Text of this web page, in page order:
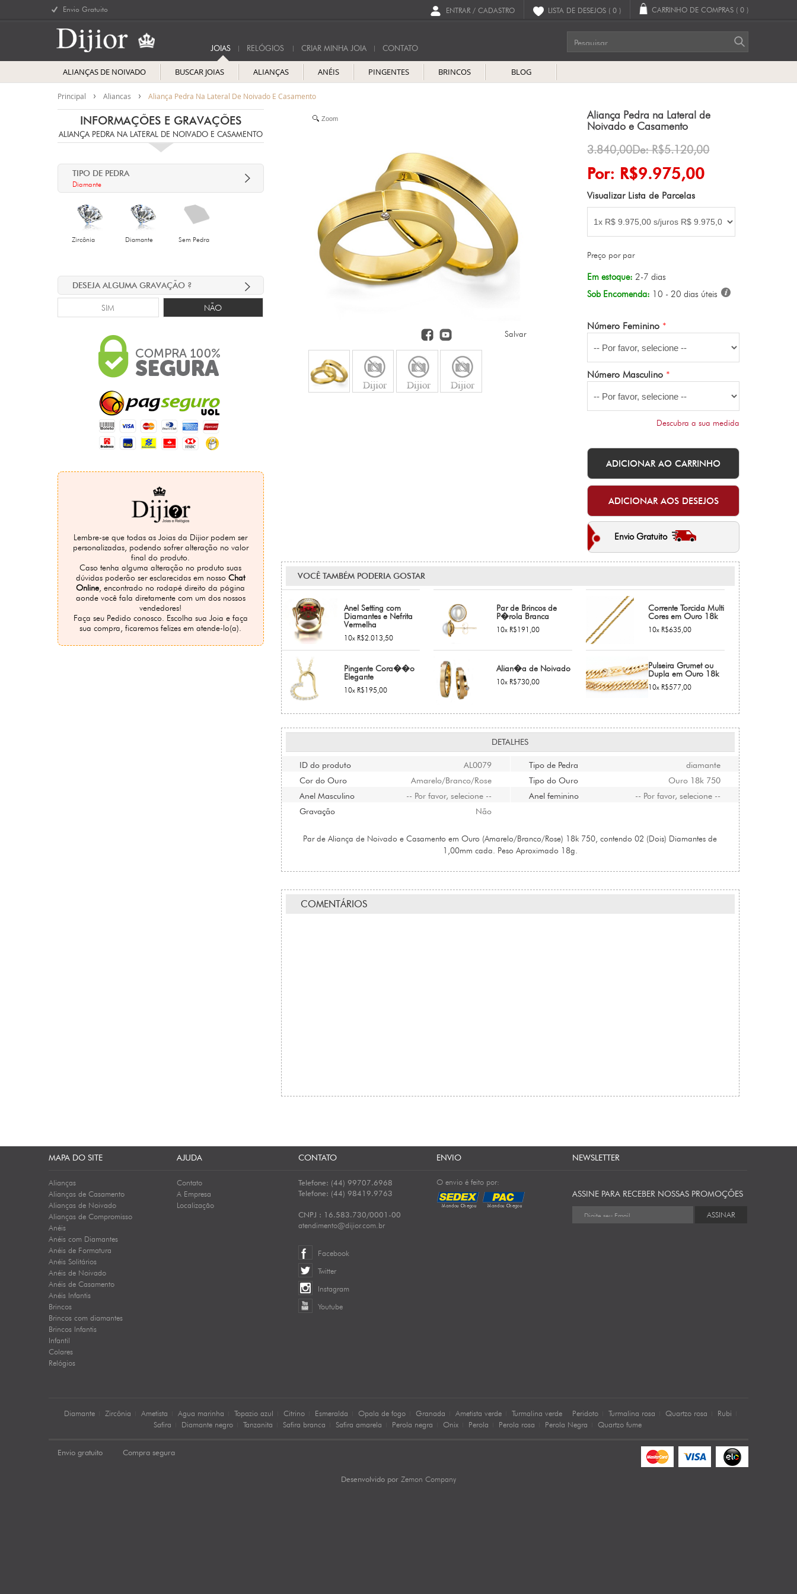
Envio Gratuito ENTRAR / CADASTRO LISTA DE DESEJOS ( 0 ) CARRINHO DE COMPRAS ( 0 )
JOIAS RELÓGIOS CRIAR MINHA JOIA CONTATO
ALIANÇAS DE NOIVADO BUSCAR JOIAS ALIANÇAS ANÉIS PINGENTES BRINCOS BLOG
Principal Aliancas Aliança Pedra Na Lateral De Noivado E Casamento
Zoom
Salvar
INFORMAÇÕES E GRAVAÇÕES
ALIANÇA PEDRA NA LATERAL DE NOIVADO E CASAMENTO
TIPO DE PEDRA
Diamante
Zircônia Diamante Sem Pedra
DESEJA ALGUMA GRAVAÇÃO ?
SIM NÃO
Lembre-se que todas as Joias da Dijior podem ser
personalizadas, podendo sofrer alteração no valor
final do produto.
Caso tenha alguma alteração no produto suas
dúvidas poderão ser esclarecidas em nossoChat
Online , encontrado no rodapé direito da página
aonde você fala diretamente com um dos nossos
vendedores!
Faça seu Pedido conosco. Escolha sua Joia e faça
sua compra, ficaremos felizes em atende-lo(a).
Aliança Pedra na Lateral de
Noivado e Casamento
3.840,00De: R$5.120,00
Por: R$9.975,00
Visualizar Lista de Parcelas
Preço por par
Em estoque: 2-7 dias
Sob Encomenda: 10 - 20 dias úteis
Número Feminino *
Número Masculino *
Descubra a sua medida
Envio Gratuito
VOCÊ TAMBÉM PODERIA GOSTAR
Anel Setting com
Diamantes e Nefrita
Vermelha
10x R$2.013,50
Par de Brincos de
P�rola Branca
10x R$191,00
Corrente Torcida Multi
Cores em Ouro 18k
10x R$635,00
Pingente Cora��o
Elegante
10x R$195,00
Alian�a de Noivado
10x R$730,00
Pulseira Grumet ou
Dupla em Ouro 18k
10x R$577,00
DETALHES
ID do produto AL0079
Cor do Ouro Amarelo/Branco/Rose
Anel Masculino -- Por favor, selecione --
Gravação Não
Tipo de Pedra diamante
Tipo do Ouro Ouro 18k 750
Anel feminino -- Por favor, selecione --
Par de Aliança de Noivado e Casamento em Ouro (Amarelo/Branco/Rose) 18k 750, contendo 02 (Dois) Diamantes de
1,00mm cada. Peso Aproximado 18g.
COMENTÁRIOS
MAPA DO SITE
Alianças
Alianças de Casamento
Alianças de Noivado
Alianças de Compromisso
Anéis
Anéis com Diamantes
Anéis de Formatura
Anéis Solitários
Anéis de Noivado
Anéis de Casamento
Anéis Infantis
Brincos
Brincos com diamantes
Brincos Infantis
Infantil
Colares
Relógios
AJUDA
Contato
A Empresa
Localização
CONTATO
Telefone: (44) 99707.6968
Telefone: (44) 98419.9763
CNPJ : 16.583.730/0001-00
atendimento@dijior.com.br
Facebook
Twitter
Instagram
Youtube
ENVIO
O envio é feito por:
NEWSLETTER
ASSINE PARA RECEBER NOSSAS PROMOÇÕES
ASSINAR
Diamante Zircônia Ametista Agua marinha Topazio azul Citrino Esmeralda Opala de fogo Granada Ametista verde Turmalina verde Peridoto Turmalina rosa Quartzo rosa
Rubi
Safira
Diamante negro Tanzanita Safira branca Safira amarela Perola negra Onix Perola Perola rosa Perola Negra Quartzo fume
Envio gratuito Compra segura
Desenvolvido por Zemon Company